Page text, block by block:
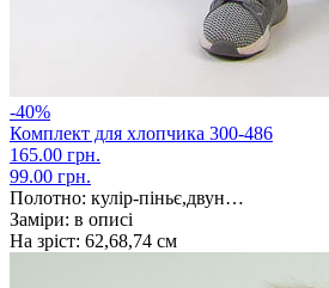
-40%
Комплект для хлопчика 300-486
165.00 грн.
99.00 грн.
Полотно: кулір-піньє,двун…
Заміри: в описі
На зріст: 62,68,74 см